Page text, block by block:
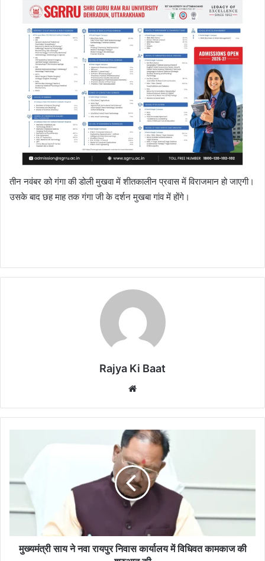
तीन नवंबर को गंगा की डोली मुखवा में शीतकालीन प्रवास में विराजमान हो जाएगी।
उसके बाद छह माह तक गंगा जी के दर्शन मुखबा गांव में होंगे।
Rajya Ki Baat
मुख्यमंत्री साय ने नवा रायपुर निवास कार्यालय में विधिवत कामकाज की